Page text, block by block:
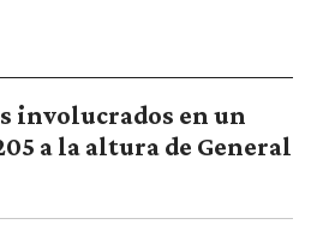
involucrados en un
a la altura de General